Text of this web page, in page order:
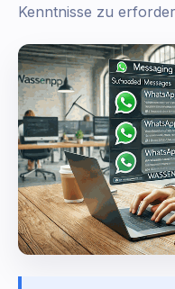
Kenntnisse zu